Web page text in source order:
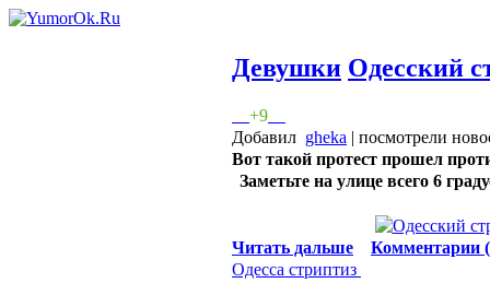
Девушки Одесский
+9
Добавил gheka | посмотрели
Вот такой протест прошел
Заметьте на улице всего 6
Читать дальше
Комментарии
Одесса стриптиз